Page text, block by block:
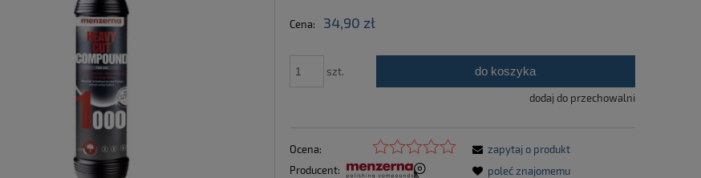
Cena nie zawiera ewentualnych kosztów
płatności
Cena: 34,90 zł
szt. do koszyka
dodaj do przechowalni
Ocena:
Producent:
zapytaj o produkt
poleć znajomemu